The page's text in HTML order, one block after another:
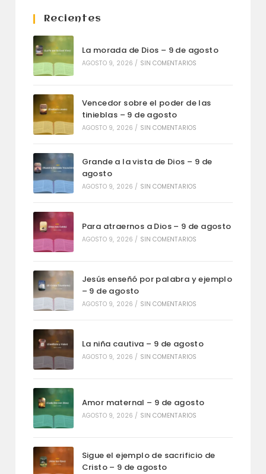
Recientes
La morada de Dios – 9 de agosto
AGOSTO 9, 2026 / SIN COMENTARIOS
Vencedor sobre el poder de las
tinieblas – 9 de agosto
AGOSTO 9, 2026 / SIN COMENTARIOS
Grande a la vista de Dios – 9 de
agosto
AGOSTO 9, 2026 / SIN COMENTARIOS
Para atraernos a Dios – 9 de agosto
AGOSTO 9, 2026 / SIN COMENTARIOS
Jesús enseñó por palabra y ejemplo
– 9 de agosto
AGOSTO 9, 2026 / SIN COMENTARIOS
La niña cautiva – 9 de agosto
AGOSTO 9, 2026 / SIN COMENTARIOS
Amor maternal – 9 de agosto
AGOSTO 9, 2026 / SIN COMENTARIOS
Sigue el ejemplo de sacrificio de
Cristo – 9 de agosto